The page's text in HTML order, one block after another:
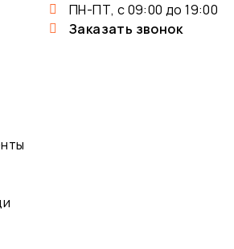
ПН-ПТ, с 09:00 до 19:00
Заказать звонок